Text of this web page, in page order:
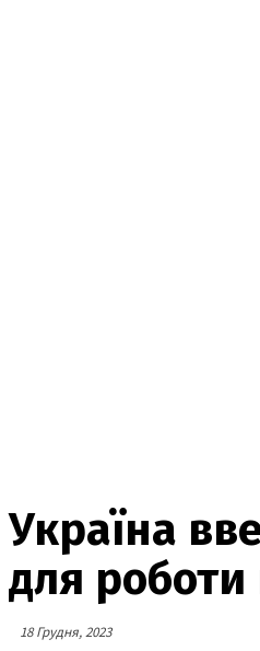
Україна
для роботи
18 Грудня, 2023